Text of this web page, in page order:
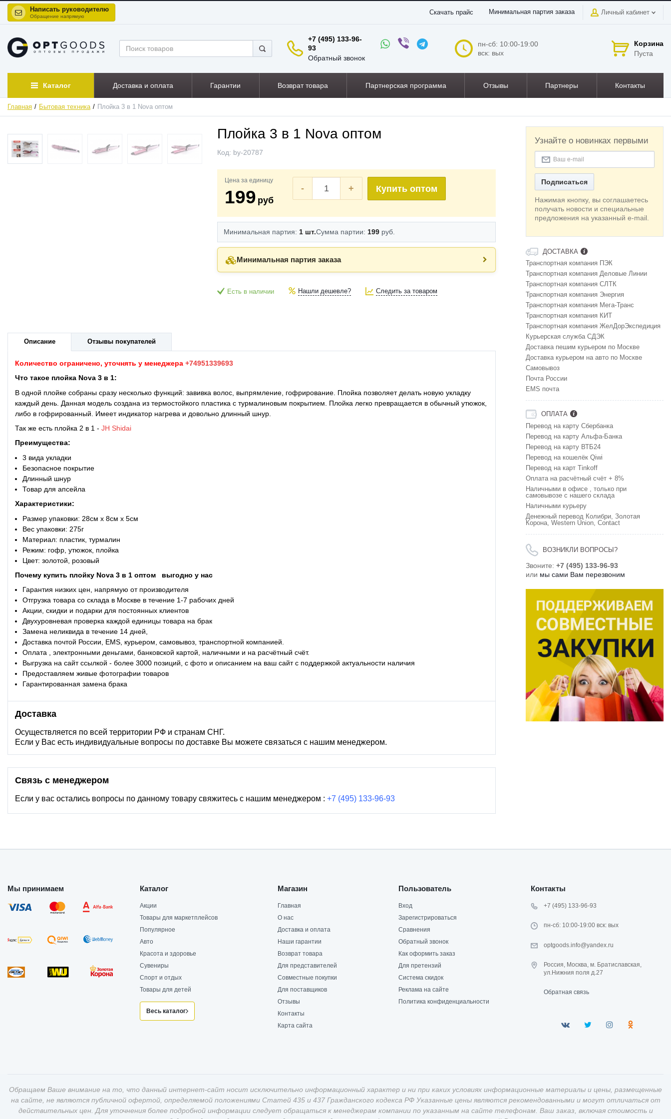
Написать руководителю
Обращение напрямую
Скачать прайс Минимальная партия заказа Личный кабинет
+7 (495) 133-96-
93
Обратный звонок
пн-сб: 10:00-19:00
вск: вых
Корзина
Пуста
Каталог Доставка и оплата Гарантии Возврат товара Партнерская программа Отзывы Партнеры Контакты
Главная Бытовая техника Плойка 3 в 1 Nova оптом
ХИТ
АКЦИЯ
Плойка 3 в 1 Nova оптом
Код: by-20787
Цена за единицу
199 руб
- + Купить оптом
Минимальная партия: 1 шт.Сумма партии: 199 руб.
Минимальная партия заказа
Есть в наличии Нашли дешевле? Следить за товаром
Описание Отзывы покупателей
Количество ограничено, уточнять у менеджера +74951339693
Что такое плойка Nova 3 в 1:
В одной плойке собраны сразу несколько функций: завивка волос, выпрямление, гофрирование. Плойка позволяет делать новую укладку
каждый день. Данная модель создана из термостойкого пластика с турмалиновым покрытием. Плойка легко превращается в обычный утюжок,
либо в гофрированный. Имеет индикатор нагрева и довольно длинный шнур.
Так же есть плойка 2 в 1 - JH Shidai
Преимущества:
3 вида укладки
Безопасное покрытие
Длинный шнур
Товар для апсейла
Характеристики:
Размер упаковки: 28см x 8см x 5см
Вес упаковки: 275г
Материал: пластик, турмалин
Режим: гофр, утюжок, плойка
Цвет: золотой, розовый
Почему купить плойку Nova 3 в 1 оптом
выгодно у нас
Гарантия низких цен, напрямую от производителя
Отгрузка товара со склада в Москве в течение 1-7 рабочих дней
Акции, скидки и подарки для постоянных клиентов
Двухуровневая проверка каждой единицы товара на брак
Замена неликвида в течение 14 дней,
Доставка почтой России, EMS, курьером, самовывоз, транспортной компанией.
Оплата , электронными деньгами, банковской картой, наличными и на расчётный счёт.
Выгрузка на сайт ссылкой - более 3000 позиций, с фото и описанием на ваш сайт с поддержкой актуальности наличия
Предоставляем живые фотографии товаров
Гарантированная замена брака
Доставка
Осуществляется по всей территории РФ и странам СНГ.
Если у Вас есть индивидуальные вопросы по доставке Вы можете связаться с нашим менеджером.
Связь с менеджером
Если у вас остались вопросы по данному товару свяжитесь с нашим менеджером : +7 (495) 133-96-93
Узнайте о новинках первыми
Подписаться
Нажимая кнопку, вы соглашаетесь
получать новости и специальные
предложения на указанный e-mail.
ДОСТАВКА
Транспортная компания ПЭК
Транспортная компания Деловые Линии
Транспортная компания СЛТК
Транспортная компания Энергия
Транспортная компания Мега-Транс
Транспортная компания КИТ
Транспортная компания ЖелДорЭкспедиция
Курьерская служба СДЭК
Доставка пешим курьером по Москве
Доставка курьером на авто по Москве
Самовывоз
Почта России
EMS почта
ОПЛАТА
Перевод на карту Сбербанка
Перевод на карту Альфа-Банка
Перевод на карту ВТБ24
Перевод на кошелёк Qiwi
Перевод на карт Tinkoff
Оплата на расчётный счёт + 8%
Наличными в офисе , только при
самовывозе с нашего склада
Наличными курьеру
Денежный перевод Колибри, Золотая
Корона, Western Union, Contact
ВОЗНИКЛИ ВОПРОСЫ?
Звоните: +7 (495) 133-96-93
или мы сами Вам перезвоним
Мы принимаем Каталог
Акции
Товары для маркетплейсов
Популярное
Авто
Красота и здоровье
Сувениры
Спорт и отдых
Товары для детей
Весь каталог
Магазин
Главная
О нас
Доставка и оплата
Наши гарантии
Возврат товара
Для представителей
Совместные покупки
Для поставщиков
Отзывы
Контакты
Карта сайта
Пользователь
Вход
Зарегистрироваться
Сравнения
Обратный звонок
Как оформить заказ
Для претензий
Система скидок
Реклама на сайте
Политика конфиденциальности
Контакты
+7 (495) 133-96-93
пн-сб: 10:00-19:00 вск: вых
optgoods.info@yandex.ru
Россия, Москва, м. Братиславская,
ул.Нижния поля д.27
Обратная связь
Обращаем Ваше внимание на то, что данный интернет-сайт носит исключительно информационный характер и ни при каких условиях информационные материалы и цены, размещенные
на сайте, не являются публичной офертой, определяемой положениями Статей 435 и 437 Гражданского кодекса РФ Указанные цены являются рекомендованными и могут отличаться от
действительных цен. Для уточнения более подробной информации следует обращаться к менеджерам компании по указанным на сайте телефонам. Ваш заказ, включая стоимость и